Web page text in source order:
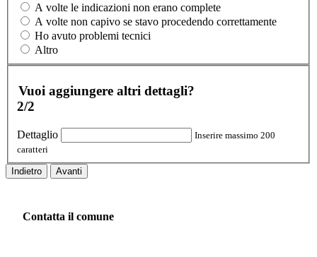
A volte le indicazioni non erano complete
A volte non capivo se stavo procedendo correttamente
Ho avuto problemi tecnici
Altro
Vuoi aggiungere altri dettagli?
2/2
Dettaglio
Inserire massimo 200
caratteri
Indietro Avanti
Contatta il comune